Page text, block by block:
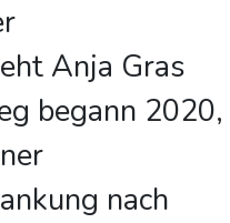
Anja Gras
begann 2020,
nach